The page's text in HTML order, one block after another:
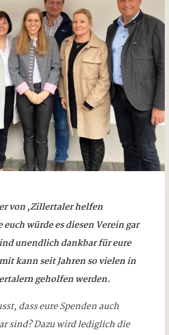
von ,Zillertaler helfen
würde es diesen Verein gar
unendlich dankbar für eure
kann seit Jahren so vielen in
geholfen werden.
dass eure Spenden auch
sind? Dazu wird lediglich die